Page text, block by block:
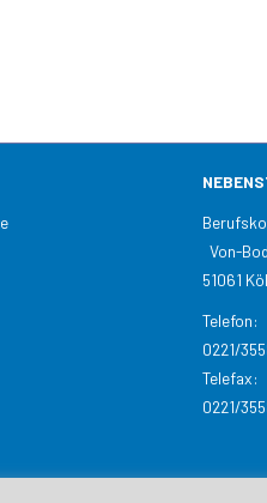
Von-
51061
Telefon:
0221/
Telefax:
0221/